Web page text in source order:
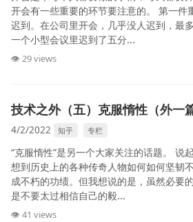
开会有一些重要的环节要注意的。 第一件
迟到。在公司里开会，几乎没人迟到，最
一个小型会议里迟到了五分...
👁 29 views
技术之外（五）克服惰性（外一篇
4/2/2022 知乎 专栏
“克服惰性”是另一个大家关注的话题。 说
想到历史上的各种传奇人物如何如何坚韧
成不朽的功绩。但我想说的是，虽然必要
是不要太过相信自己的毅...
👁 41 views